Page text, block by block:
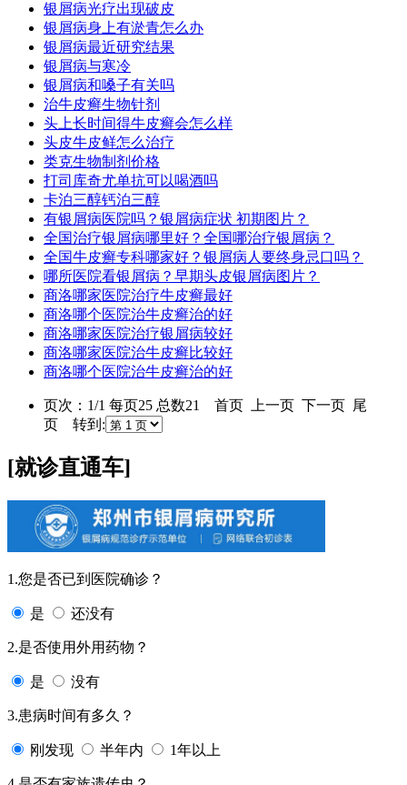
银屑病光疗出现破皮
银屑病身上有淤青怎么办
银屑病最近研究结果
银屑病与寒冷
银屑病和嗓子有关吗
治牛皮癣生物针剂
头上长时间得牛皮癣会怎么样
头皮牛皮鲜怎么治疗
类克生物制剂价格
打司库奇尤单抗可以喝酒吗
卡泊三醇钙泊三醇
有银屑病医院吗？银屑病症状 初期图片？
全国治疗银屑病哪里好？全国哪治疗银屑病？
全国牛皮癣专科哪家好？银屑病人要终身忌口吗？
哪所医院看银屑病？早期头皮银屑病图片？
商洛哪家医院治疗牛皮癣最好
商洛哪个医院治牛皮癣治的好
商洛哪家医院治疗银屑病较好
商洛哪家医院治牛皮癣比较好
商洛哪个医院治牛皮癣治的好
页次：1/1 每页25 总数21 首页 上一页 下一页 尾
页 转到:
[就诊直通车]
1.您是否已到医院确诊？
是 还没有
2.是否使用外用药物？
是 没有
3.患病时间有多久？
刚发现 半年内 1年以上